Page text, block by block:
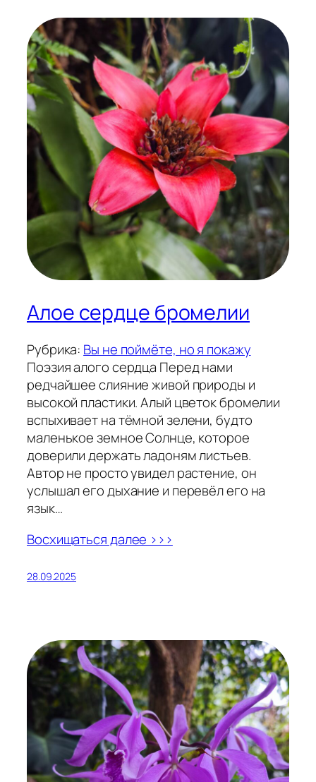
Алое сердце бромелии
Рубрика: Вы не поймёте, но я покажу
Поэзия алого сердца Перед нами
редчайшее слияние живой природы и
высокой пластики. Алый цветок бромелии
вспыхивает на тёмной зелени, будто
маленькое земное Солнце, которое
доверили держать ладоням листьев.
Автор не просто увидел растение, он
услышал его дыхание и перевёл его на
язык…
Восхищаться далее >>>
28.09.2025